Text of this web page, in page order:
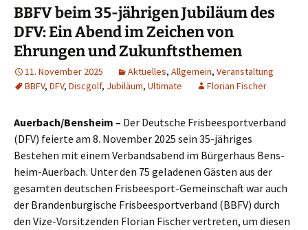
BBFV beim 35-jährigen Jubiläum des
DFV: Ein Abend im Zeichen von
Ehrungen und Zukunftsthemen
11. November 2025 Aktuelles, Allgemein, Veranstaltung
BBFV, DFV, Discgolf, Jubiläum, Ultimate Florian Fischer
Auerbach/Bensheim – Der Deut­sche Fris­bee­s­port­ver­band
(DFV) fei­er­te am 8. Novem­ber 2025 sein 35-jäh­ri­ges
Bestehen mit einem Ver­bands­abend im Bür­ger­haus Bens­
heim-Auer­bach. Unter den 75 gela­de­nen Gäs­ten aus der
gesam­ten deut­schen Fris­bee­s­port-Gemein­schaft war auch
der Bran­den­bur­gi­sche Fris­bee­s­port­ver­band (BBFV) durch
den Vize-Vor­sit­zen­den Flo­ri­an Fischer ver­tre­ten, um die­sen